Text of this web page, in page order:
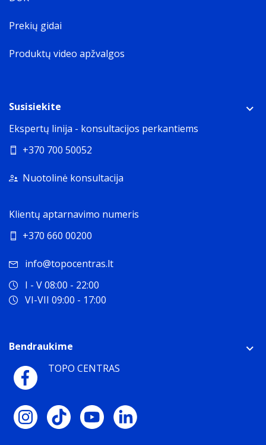
Prekių gidai
Produktų video apžvalgos
Susisiekite
Ekspertų linija - konsultacijos perkantiems
+370 700 50052
Nuotolinė konsultacija
Klientų aptarnavimo numeris
+370 660 00200
info@topocentras.lt
I - V 08:00 - 22:00
VI-VII 09:00 - 17:00
Bendraukime
TOPO CENTRAS